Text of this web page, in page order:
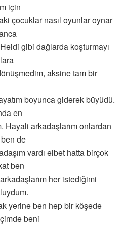
için
çocuklar nasıl oyunlar oynar
gibi dağlarda koşturmayı
aksine tam bir
boyunca giderek büyüdü.
en
Hayali arkadaşlarım onlardan
de
vardı elbet hatta birçok
ben
her istediğimi
yerine ben hep bir köşede
beni